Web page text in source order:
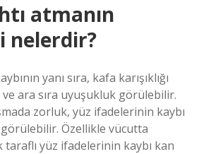
atmanın
nelerdir?
yanı sıra, kafa karışıklığı
ve ara sıra uyuşukluk görülebilir.
zorluk, yüz ifadelerinin kaybı
Özellikle vücutta
yüz ifadelerinin kaybı kan